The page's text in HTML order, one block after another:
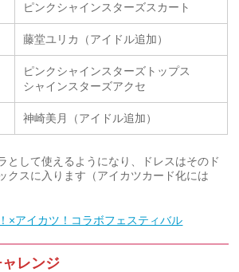
ピンクシャインスターズスカート
藤堂ユリカ（アイドル追加）
ピンクシャインスターズトップス
シャインスターズアクセ
神崎美月（アイドル追加）
として使えるようになり、ドレスはそのド
クスに入ります（アイカツカード化には
×アイカツ！コラボフェスティバル
レンジ